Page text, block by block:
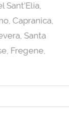
Sant’Elia,
Capranica,
Santa
Fregene,